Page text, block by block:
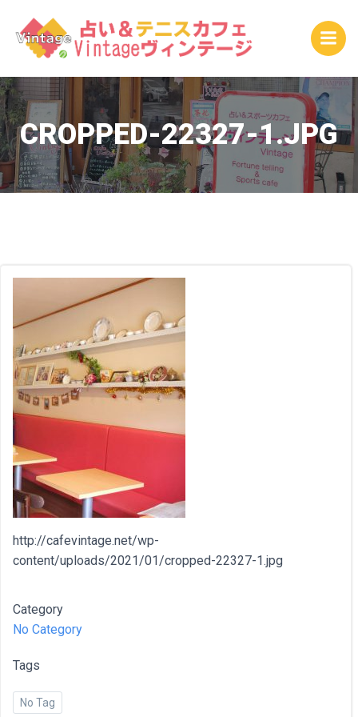
ン
テ
ツ
へ
ス
キ
ッ
プ
CROPPED-22327-1.JPG
http://cafevintage.net/wp-
content/uploads/2021/01/cropped-22327-1.jpg
Category
No Category
Tags
No Tag